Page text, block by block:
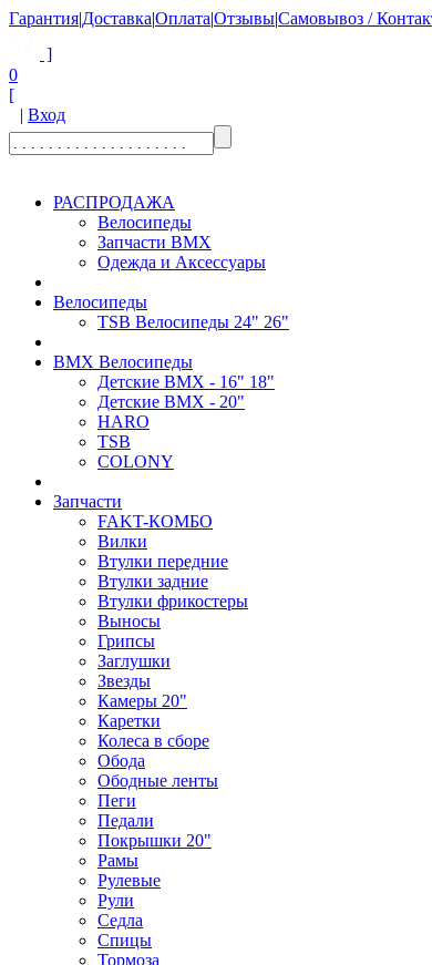
Гарантия|Доставка|Оплата|Отзывы|Самовывоз /
]
0
[
| Вход
РАСПРОДАЖА
Велосипеды
Запчасти BMX
Одежда и Аксессуары
Велосипеды
TSB Велосипеды 24" 26"
BMX Велосипеды
Детские BMX - 16" 18"
Детские BMX - 20"
HARO
TSB
COLONY
Запчасти
FAKT-КОМБО
Вилки
Втулки передние
Втулки задние
Втулки фрикостеры
Выносы
Грипсы
Заглушки
Звезды
Камеры 20"
Каретки
Колеса в сборе
Обода
Ободные ленты
Пеги
Педали
Покрышки 20"
Рамы
Рулевые
Рули
Седла
Спицы
Тормоза